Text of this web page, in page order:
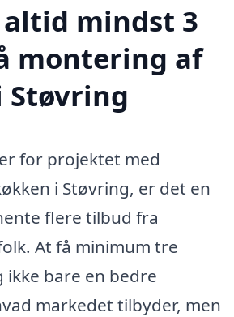
mindst 3
montering af
Støvring
for projektet med
i Støvring, er det en
flere tilbud fra
At få minimum tre
bare en bedre
markedet tilbyder, men